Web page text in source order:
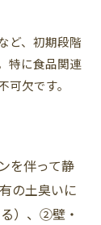
ど、初期段階
特に食品関連
欠です。
を伴って静
の土臭いに
）、②壁・